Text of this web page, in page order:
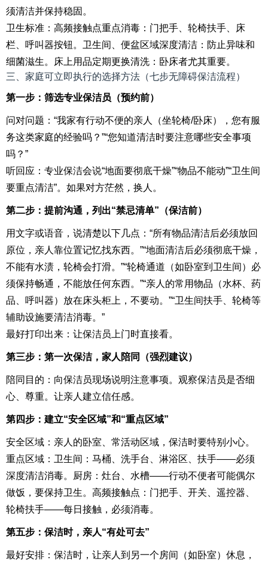
须清洁并保持稳固。
卫生标准：高频接触点重点消毒：门把手、轮椅扶手、床
栏、呼叫器按钮。卫生间、便盆区域深度清洁：防止异味和
细菌滋生。床上用品定期更换清洗：卧床者尤其重要。
三、家庭可立即执行的选择方法（七步无障碍保洁流程）
第一步：筛选专业保洁员（预约前）
问对问题：“我家有行动不便的亲人（坐轮椅/卧床），您有服
务这类家庭的经验吗？”“您知道清洁时要注意哪些安全事项
吗？”
听回应：专业保洁会说“地面要彻底干燥”“物品不能动”“卫生间
要重点清洁”。如果对方茫然，换人。
第二步：提前沟通，列出“禁忌清单”（保洁前）
用文字或语音，说清楚以下几点：“所有物品清洁后必须放回
原位，亲人靠位置记忆找东西。”“地面清洁后必须彻底干燥，
不能有水渍，轮椅会打滑。”“轮椅通道（如卧室到卫生间）必
须保持畅通，不能放任何东西。”“亲人的常用物品（水杯、药
品、呼叫器）放在床头柜上，不要动。”“卫生间扶手、轮椅等
辅助设施要清洁消毒。”
最好打印出来：让保洁员上门时直接看。
第三步：第一次保洁，家人陪同（强烈建议）
陪同目的：向保洁员现场说明注意事项。观察保洁员是否细
心、尊重。让亲人建立信任感。
第四步：建立“安全区域”和“重点区域”
安全区域：亲人的卧室、常活动区域，保洁时要特别小心。
重点区域：卫生间：马桶、洗手台、淋浴区、扶手——必须
深度清洁消毒。厨房：灶台、水槽——行动不便者可能偶尔
做饭，要保持卫生。高频接触点：门把手、开关、遥控器、
轮椅扶手——每日接触，必须消毒。
第五步：保洁时，亲人“有处可去”
最好安排：保洁时，让亲人到另一个房间（如卧室）休息，